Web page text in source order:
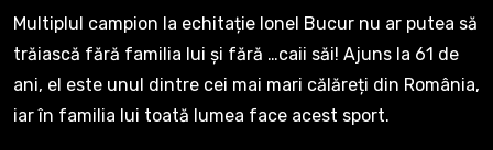
Multiplul campion la echitație Ionel Bucur nu ar putea să
trăiască fără familia lui și fără …caii săi! Ajuns la 61 de
ani, el este unul dintre cei mai mari călăreți din România,
iar în familia lui toată lumea face acest sport.